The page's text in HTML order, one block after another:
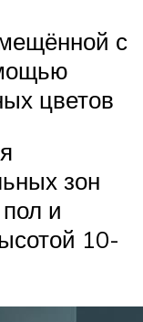
с
цветов
зон
и
10-